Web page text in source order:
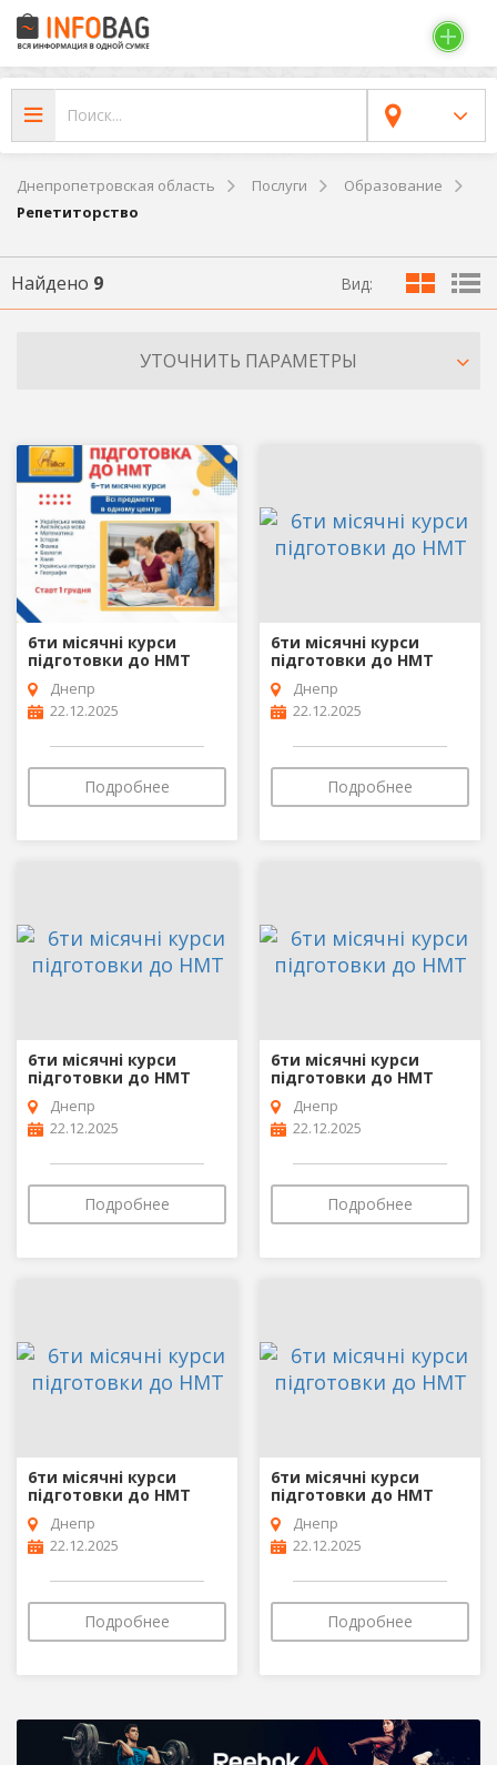
Днепропетровская область Послуги
Образование
Репетиторство
Найдено 9 Вид:
УТОЧНИТЬ ПАРАМЕТРЫ
6ти місячні курси
підготовки до НМТ
Днепр
22.12.2025
Подробнее
6ти місячні курси
підготовки до НМТ
Днепр
22.12.2025
Подробнее
6ти місячні курси
підготовки до НМТ
Днепр
22.12.2025
Подробнее
6ти місячні курси
підготовки до НМТ
Днепр
22.12.2025
Подробнее
6ти місячні курси
підготовки до НМТ
Днепр
22.12.2025
Подробнее
6ти місячні курси
підготовки до НМТ
Днепр
22.12.2025
Подробнее